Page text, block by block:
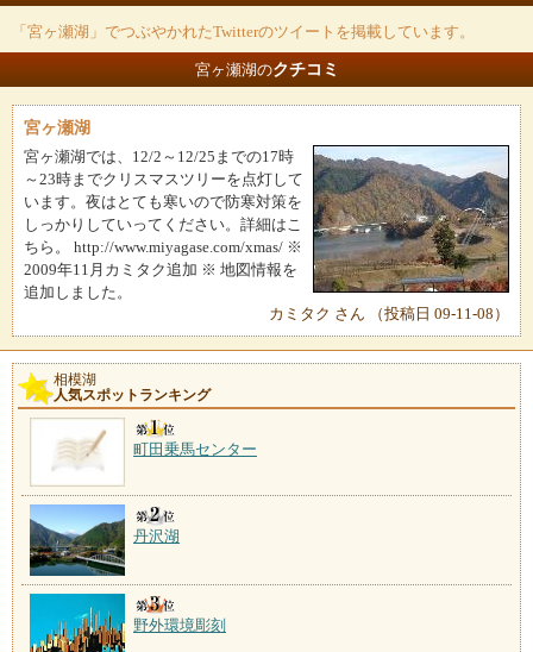
「宮ヶ瀬湖」でつぶやかれたTwitterのツイートを掲載しています。
宮ヶ瀬湖のクチコミ
宮ヶ瀬湖
宮ヶ瀬湖では、12/2～12/25までの17時
～23時までクリスマスツリーを点灯して
います。夜はとても寒いので防寒対策を
しっかりしていってください。詳細はこ
ちら。 http://www.miyagase.com/xmas/ ※
2009年11月カミタク追加 ※ 地図情報を
追加しました。
カミタク さん （投稿日 09-11-08）
相模湖
人気スポットランキング
町田乗馬センター
丹沢湖
野外環境彫刻